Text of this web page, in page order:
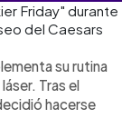
Friday" durante
del Caesars
su rutina
Tras el
hacerse